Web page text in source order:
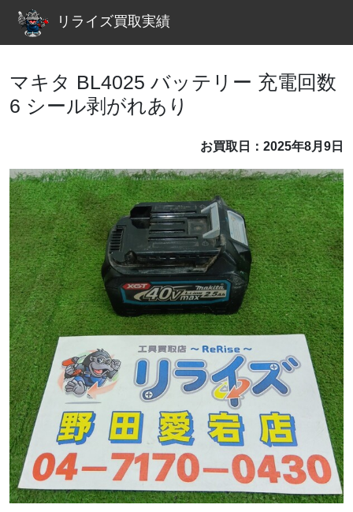
リライズ買取実績
マキタ BL4025 バッテリー 充電回数
6 シール剥がれあり
お買取日：2025年8月9日